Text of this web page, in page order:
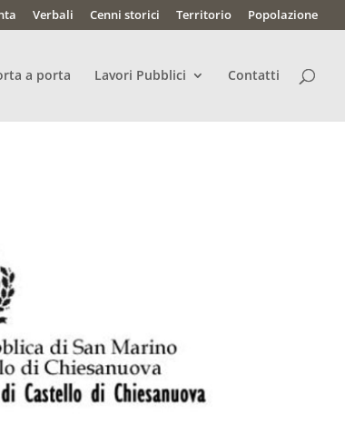
Verbali Cenni storici Territorio Popolazione
a porta Lavori Pubblici Contatti